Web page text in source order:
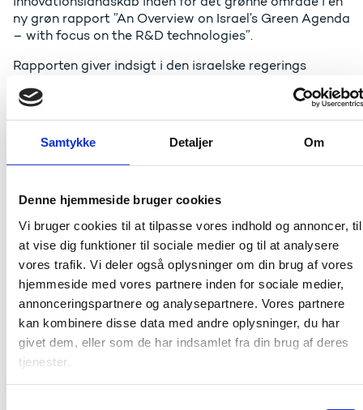
Samtykke Detaljer Om
Denne hjemmeside bruger cookies
Vi bruger cookies til at tilpasse vores indhold og annoncer, til
at vise dig funktioner til sociale medier og til at analysere
vores trafik. Vi deler også oplysninger om din brug af vores
hjemmeside med vores partnere inden for sociale medier,
annonceringspartnere og analysepartnere. Vores partnere
kan kombinere disse data med andre oplysninger, du har
givet dem, eller som de har indsamlet fra din brug af deres
tjenester.
ny grøn rapport ”An Overview on Israel’s Green Agenda
– with focus on the R&D technologies”.
Rapporten giver indsigt i den israelske regerings
og fremhæver samarbejdspotentialer Danmark og
forsknings- og innovationsinitiativer og –projekter
indenfor miljøteknologier.
Rapporten er inddelt i fire dele, som :
Optegner rammen for innovation og forskning i
Israel inklusiv nedslag i relevante politiske og
organisatoriske faktorer herunder
finansieringsmuligheder.
Fremhæver styrkepositioner, indsatsområder og
finansiering af disse.
Præsenterer hovedaktører herunder myndigheder,
inkubatorer og videns- og forskningsinsitutioner.
Danmark og Israel og beskriver Israelske bilaterale